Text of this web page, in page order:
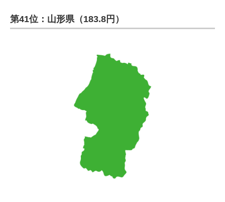
第41位：山形県（183.8円）